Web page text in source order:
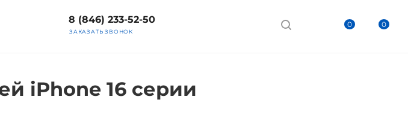
0 0
8 (846) 233-52-50
ЗАКАЗАТЬ ЗВОНОК
iPhone 16 серии